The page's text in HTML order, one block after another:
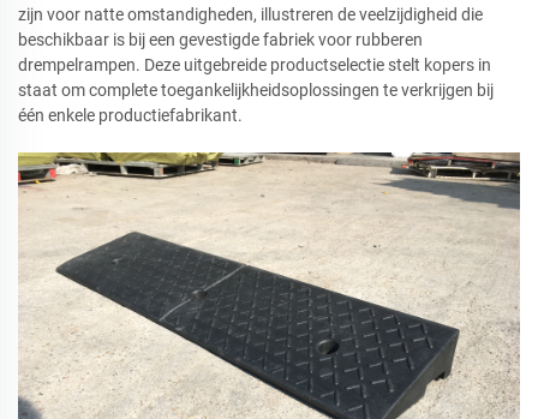
zijn voor natte omstandigheden, illustreren de veelzijdigheid die
beschikbaar is bij een gevestigde fabriek voor rubberen
drempelrampen. Deze uitgebreide productselectie stelt kopers in
staat om complete toegankelijkheidsoplossingen te verkrijgen bij
één enkele productiefabrikant.